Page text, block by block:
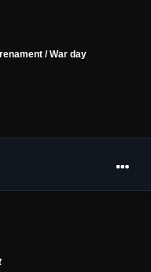
/ War day